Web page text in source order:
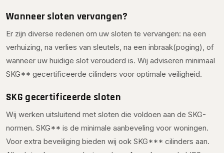
Wanneer sloten vervangen?
Er zijn diverse redenen om uw sloten te vervangen: na een
verhuizing, na verlies van sleutels, na een inbraak(poging), of
wanneer uw huidige slot verouderd is. Wij adviseren minimaal
SKG** gecertificeerde cilinders voor optimale veiligheid.
SKG gecertificeerde sloten
Wij werken uitsluitend met sloten die voldoen aan de SKG-
normen. SKG** is de minimale aanbeveling voor woningen.
Voor extra beveiliging bieden wij ook SKG*** cilinders aan.